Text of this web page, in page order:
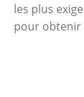
les plus
pour obtenir